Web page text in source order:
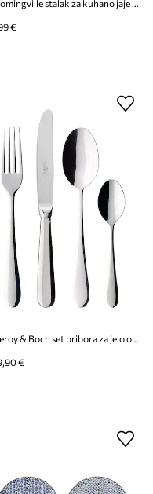
€
Villeroy & Boch set pribora za jelo od nehrđajućeg čelika
€